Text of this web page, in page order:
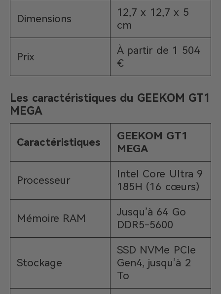
Dimensions
12,7 x 12,7 x 5
cm
Prix
À partir de 1 504
€
Les caractéristiques du GEEKOM GT1
MEGA
Caractéristiques
GEEKOM GT1
MEGA
Processeur
Intel Core Ultra 9
185H (16 cœurs)
Mémoire RAM
Jusqu’à 64 Go
DDR5-5600
Stockage
SSD NVMe PCIe
Gen4, jusqu’à 2
To